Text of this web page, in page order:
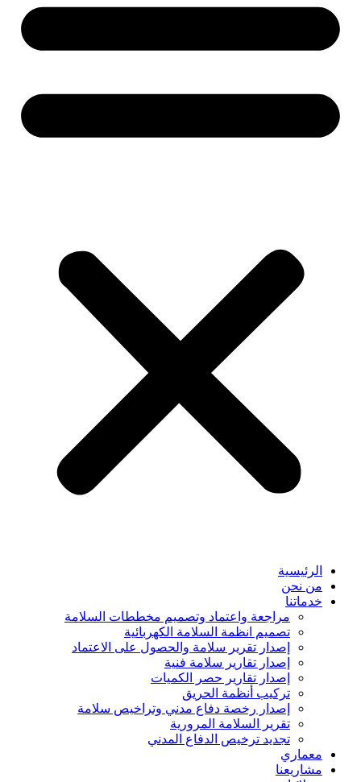
الرئيسية
من نحن
خدماتنا
مراجعة واعتماد وتصميم مخططات السلامة
تصميم انظمة السلامة الكهربائية
إصدار تقرير سلامة والحصول على الاعتماد
إصدار تقارير سلامة فنية
إصدار تقارير حصر الكميات
تركيب أنظمة الحريق
إصدار رخصة دفاع مدني وتراخيص سلامة
تقرير السلامة المرورية
تجديد ترخيص الدفاع المدني
معماري
مشاريعنا